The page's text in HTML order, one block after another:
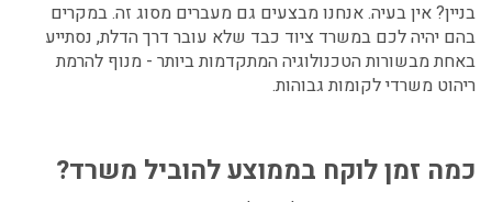
בניין? אין בעיה. אנחנו מבצעים גם מעברים מסוג זה. במקרים
בהם יהיה לכם במשרד ציוד כבד שלא עובר דרך הדלת, נסתייע
באחת מבשורות הטכנולוגיה המתקדמות ביותר - מנוף להרמת
ריהוט משרדי לקומות גבוהות.
כמה זמן לוקח בממוצע להוביל משרד?